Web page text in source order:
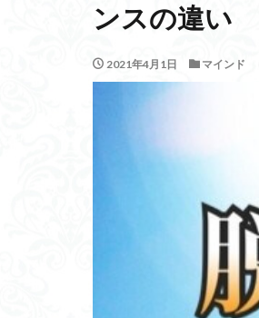
ンスの違い
2021年4月1日 マインド